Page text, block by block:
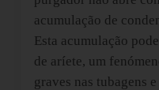
acumulação de
Esta acumulação
de aríete, um
graves nas tubagens